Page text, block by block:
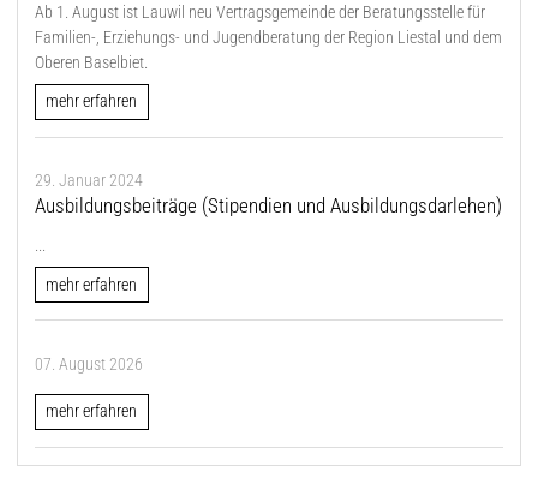
Ab 1. August ist Lauwil neu Vertragsgemeinde der Beratungsstelle für
Familien-, Erziehungs- und Jugendberatung der Region Liestal und dem
Oberen Baselbiet.
mehr erfahren
29. Januar 2024
Ausbildungsbeiträge (Stipendien und Ausbildungsdarlehen)
...
mehr erfahren
07. August 2026
mehr erfahren